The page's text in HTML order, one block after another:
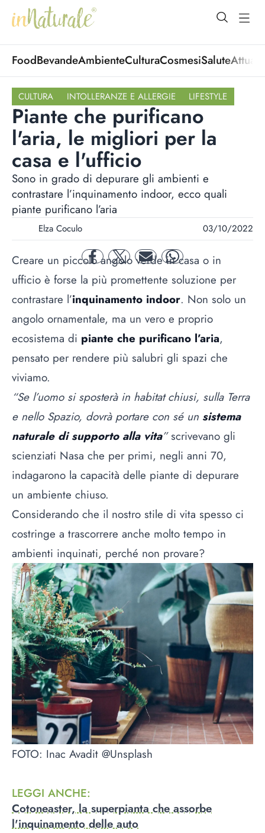
open
FoodBevandeAmbienteCulturaCosmesiSalute
CULTURA INTOLLERANZE E ALLERGIE LIFESTYLE
Piante che purificano
l'aria, le migliori per la
casa e l'ufficio
Sono in grado di depurare gli ambienti e
contrastare l’inquinamento indoor, ecco quali
piante purificano l’aria
Elza Coculo 03/10/2022
facebooktwitter mail whatsapp
Creare un piccolo angolo verde in casa o in
ufficio è forse la più promettente soluzione per
contrastare l’inquinamento indoor. Non solo un
angolo ornamentale, ma un vero e proprio
ecosistema di piante che purificano l’aria,
pensato per rendere più salubri gli spazi che
viviamo.
“Se l’uomo si sposterà in habitat chiusi, sulla Terra
e nello Spazio, dovrà portare con sé un sistema
naturale di supporto alla vita”scrivevano gli
scienziati Nasa che per primi, negli anni 70,
indagarono la capacità delle piante di depurare
un ambiente chiuso.
Considerando che il nostro stile di vita spesso ci
costringe a trascorrere anche molto tempo in
ambienti inquinati, perché non provare?
FOTO: Inac Avadit @Unsplash
LEGGI ANCHE:
Cotoneaster, la superpianta che assorbe
l'inquinamento delle auto